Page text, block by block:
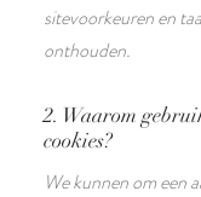
sitevoorkeuren en
onthouden.
2. Waarom
cookies?
We kunnen om een